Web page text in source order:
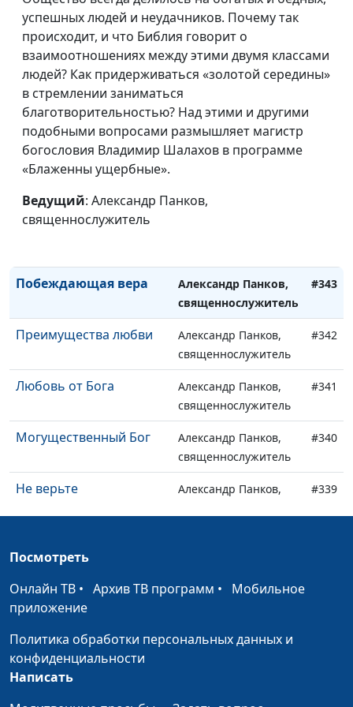
успешных людей и неудачников. Почему так
происходит, и что Библия говорит о
взаимоотношениях между этими двумя классами
людей? Как придерживаться «золотой середины»
в стремлении заниматься
благотворительностью? Над этими и другими
подобными вопросами размышляет магистр
богословия Владимир Шалахов в программе
«Блаженны ущербные».
Ведущий: Александр Панков,
священнослужитель
священнослужитель
Послание к
филлипийцам:
участники в
благовествовании
Александр Панков,
священнослужитель
Мы знаем
Александр Панков,
священнослужитель
Дерзновенная молитва
священнослужитель
Мы продолжаем
Побеждающая вера
Александр Панков,
священнослужитель
#343
Преимущества любви
Александр Панков,
священнослужитель
#342
Любовь от Бога
Александр Панков,
священнослужитель
#341
Могущественный Бог
Александр Панков,
священнослужитель
#340
Не верьте
Александр Панков,
#339
Христианский покой
Александр Панков,
Путь ненависти
Александр Панков,
Посмотреть
Онлайн ТВ • Архив ТВ программ • Мобильное
приложение
Политика обработки персональных данных и
конфиденциальности
Написать